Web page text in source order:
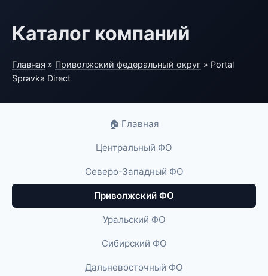
Каталог компаний
Главная » Приволжский федеральный округ » Portal
Spravka Direct
🏠 Главная
Центральный ФО
Северо-Западный ФО
Приволжский ФО
Уральский ФО
Сибирский ФО
Дальневосточный ФО